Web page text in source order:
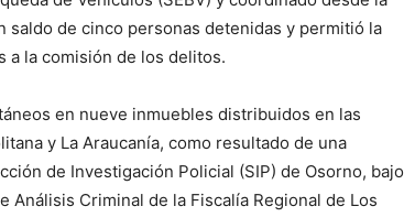
saldo de cinco personas detenidas y permitió la
a la comisión de los delitos.
en nueve inmuebles distribuidos en las
y La Araucanía, como resultado de una
de Investigación Policial (SIP) de Osorno, bajo
Criminal de la Fiscalía Regional de Los